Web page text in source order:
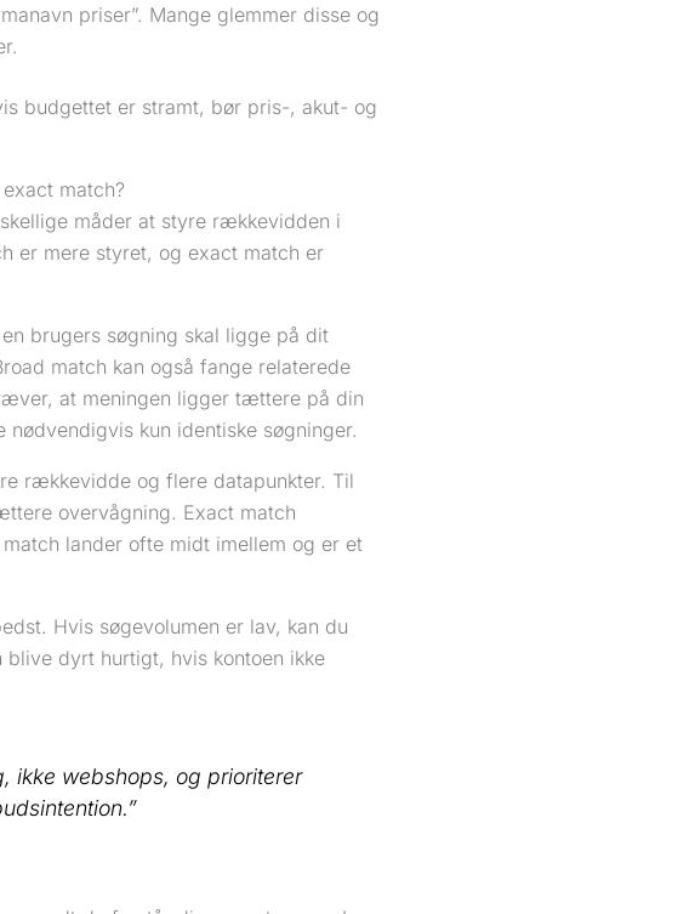
priser”. Mange glemmer disse og
budgettet er stramt, bør pris-, akut- og
match?
måder at styre rækkevidden i
er mere styret, og exact match er
brugers søgning skal ligge på dit
match kan også fange relaterede
at meningen ligger tættere på din
kun identiske søgninger.
rækkevidde og flere datapunkter. Til
overvågning. Exact match
lander ofte midt imellem og er et
Hvis søgevolumen er lav, kan du
dyrt hurtigt, hvis kontoen ikke
ikke webshops, og prioriterer